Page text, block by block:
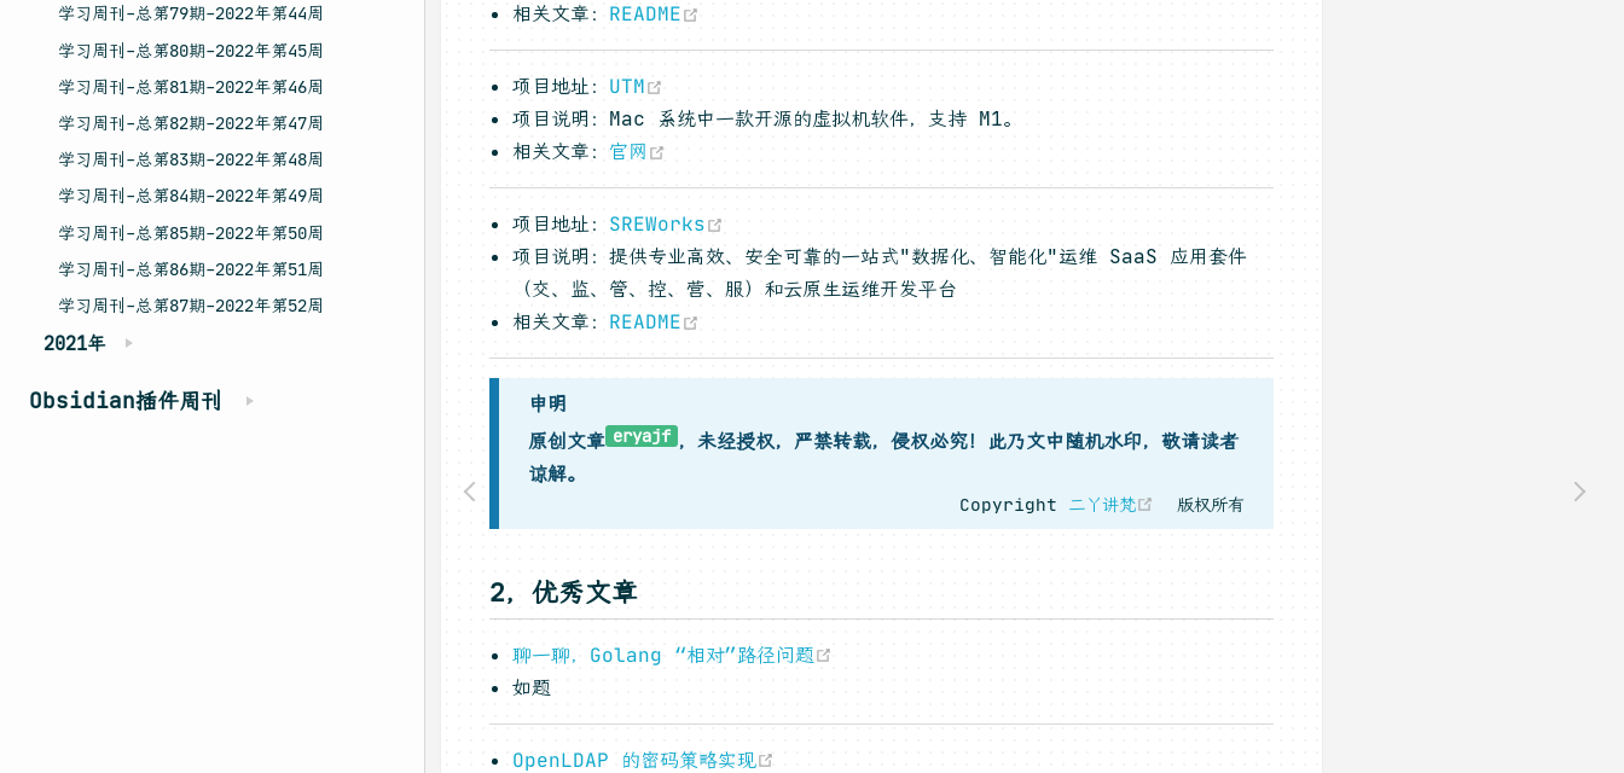
学习周刊-总第79期-2022年第44周
学习周刊-总第80期-2022年第45周
学习周刊-总第81期-2022年第46周
学习周刊-总第82期-2022年第47周
学习周刊-总第83期-2022年第48周
学习周刊-总第84期-2022年第49周
学习周刊-总第85期-2022年第50周
学习周刊-总第86期-2022年第51周
学习周刊-总第87期-2022年第52周
2021年
Obsidian插件周刊
相关文章： README
项目地址： UTM
项目说明：Mac 系统中一款开源的虚拟机软件，支持 M1。
相关文章： 官网
项目地址： SREWorks
项目说明：提供专业高效、安全可靠的一站式"数据化、智能化"运维 SaaS 应用套件
（交、监、管、控、营、服）和云原生运维开发平台
相关文章： README
申明
原创文章 eryajf ，未经授权，严禁转载，侵权必究！此乃文中随机水印，敬请读者
谅解。
Copyright 二丫讲梵 (opens new window)
版权所有
2，优秀文章
聊一聊，Golang “相对”路径问题
如题
OpenLDAP 的密码策略实现